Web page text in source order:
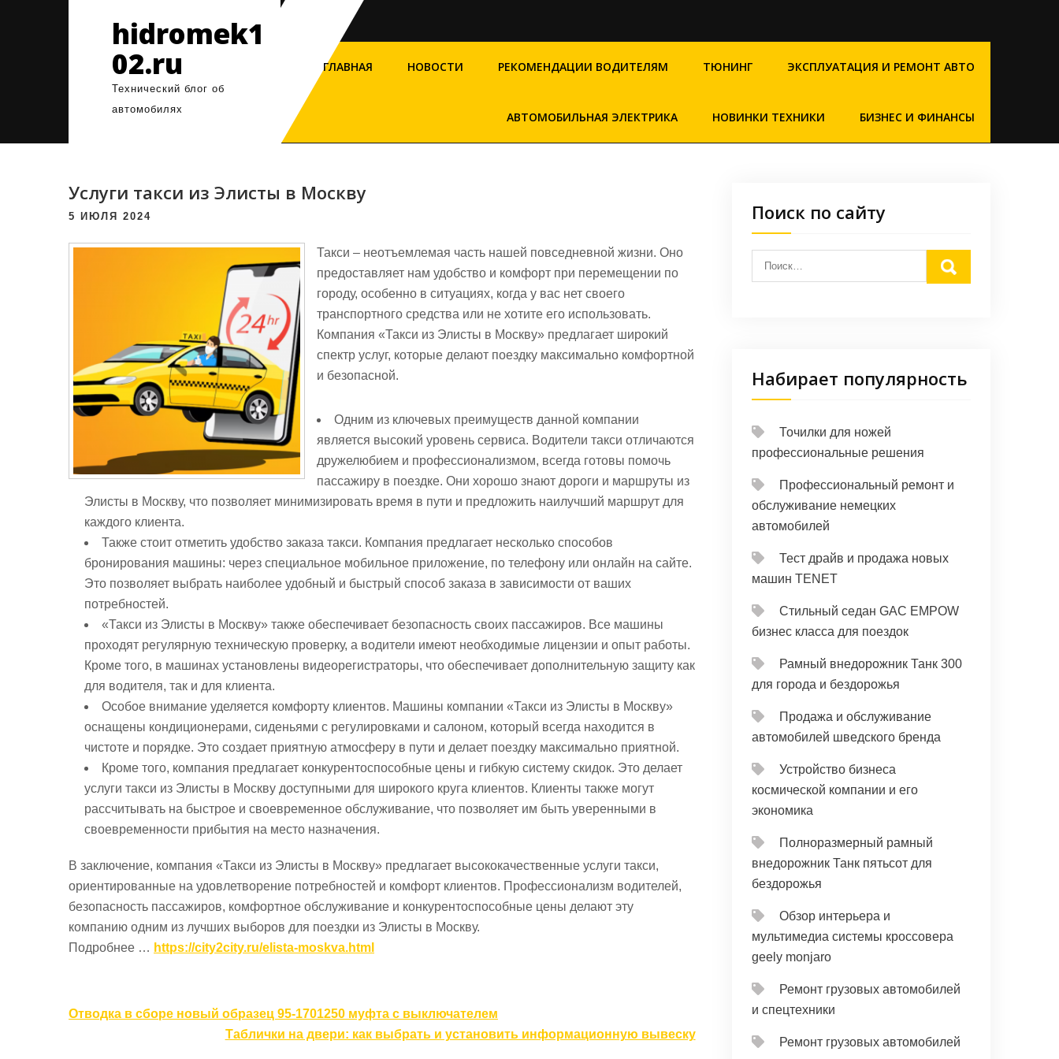
hidromek1
02.ru
Технический блог об
автомобилях
ГЛАВНАЯ НОВОСТИ РЕКОМЕНДАЦИИ ВОДИТЕЛЯМ ТЮНИНГ ЭКСПЛУАТАЦИЯ И РЕМОНТ АВТО
АВТОМОБИЛЬНАЯ ЭЛЕКТРИКА НОВИНКИ ТЕХНИКИ БИЗНЕС И ФИНАНСЫ
Услуги такси из Элисты в Москву
5 ИЮЛЯ 2024
Такси – неотъемлемая часть нашей повседневной жизни. Оно
предоставляет нам удобство и комфорт при перемещении по
городу, особенно в ситуациях, когда у вас нет своего
транспортного средства или не хотите его использовать.
Компания «Такси из Элисты в Москву» предлагает широкий
спектр услуг, которые делают поездку максимально комфортной
и безопасной.
Одним из ключевых преимуществ данной компании
является высокий уровень сервиса. Водители такси отличаются
дружелюбием и профессионализмом, всегда готовы помочь
пассажиру в поездке. Они хорошо знают дороги и маршруты из
Элисты в Москву, что позволяет минимизировать время в пути и предложить наилучший маршрут для
каждого клиента.
Также стоит отметить удобство заказа такси. Компания предлагает несколько способов
бронирования машины: через специальное мобильное приложение, по телефону или онлайн на сайте.
Это позволяет выбрать наиболее удобный и быстрый способ заказа в зависимости от ваших
потребностей.
«Такси из Элисты в Москву» также обеспечивает безопасность своих пассажиров. Все машины
проходят регулярную техническую проверку, а водители имеют необходимые лицензии и опыт работы.
Кроме того, в машинах установлены видеорегистраторы, что обеспечивает дополнительную защиту как
для водителя, так и для клиента.
Особое внимание уделяется комфорту клиентов. Машины компании «Такси из Элисты в Москву»
оснащены кондиционерами, сиденьями с регулировками и салоном, который всегда находится в
чистоте и порядке. Это создает приятную атмосферу в пути и делает поездку максимально приятной.
Кроме того, компания предлагает конкурентоспособные цены и гибкую систему скидок. Это делает
услуги такси из Элисты в Москву доступными для широкого круга клиентов. Клиенты также могут
рассчитывать на быстрое и своевременное обслуживание, что позволяет им быть уверенными в
своевременности прибытия на место назначения.
В заключение, компания «Такси из Элисты в Москву» предлагает высококачественные услуги такси,
ориентированные на удовлетворение потребностей и комфорт клиентов. Профессионализм водителей,
безопасность пассажиров, комфортное обслуживание и конкурентоспособные цены делают эту
компанию одним из лучших выборов для поездки из Элисты в Москву.
Подробнее … https://city2city.ru/elista-moskva.html
Навигация
Отводка в сборе новый образец 95-1701250 муфта с выключателем
Таблички на двери: как выбрать и установить информационную вывеску
Поиск по сайту
Набирает популярность
Точилки для ножей
профессиональные решения
Профессиональный ремонт и
обслуживание немецких
автомобилей
Тест драйв и продажа новых
машин TENET
Стильный седан GAC EMPOW
бизнес класса для поездок
Рамный внедорожник Танк 300
для города и бездорожья
Продажа и обслуживание
автомобилей шведского бренда
Устройство бизнеса
космической компании и его
экономика
Полноразмерный рамный
внедорожник Танк пятьсот для
бездорожья
Обзор интерьера и
мультимедиа системы кроссовера
geely monjaro
Ремонт грузовых автомобилей
и спецтехники
Ремонт грузовых автомобилей